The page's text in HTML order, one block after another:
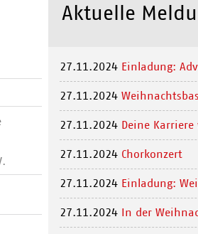
Aktuelle
27.11.2024 Einladung:
27.11.2024
27.11.2024 Deine
27.11.2024 Chorkonzert
27.11.2024 Einladung:
27.11.2024 In der